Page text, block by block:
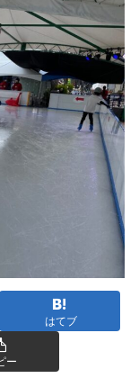
はてブ
ー